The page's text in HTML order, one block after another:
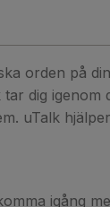
orden på
dig igenom
uTalk
igång